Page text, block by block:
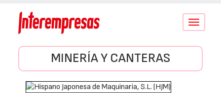
Conmutar
MINERÍA Y CANTERAS